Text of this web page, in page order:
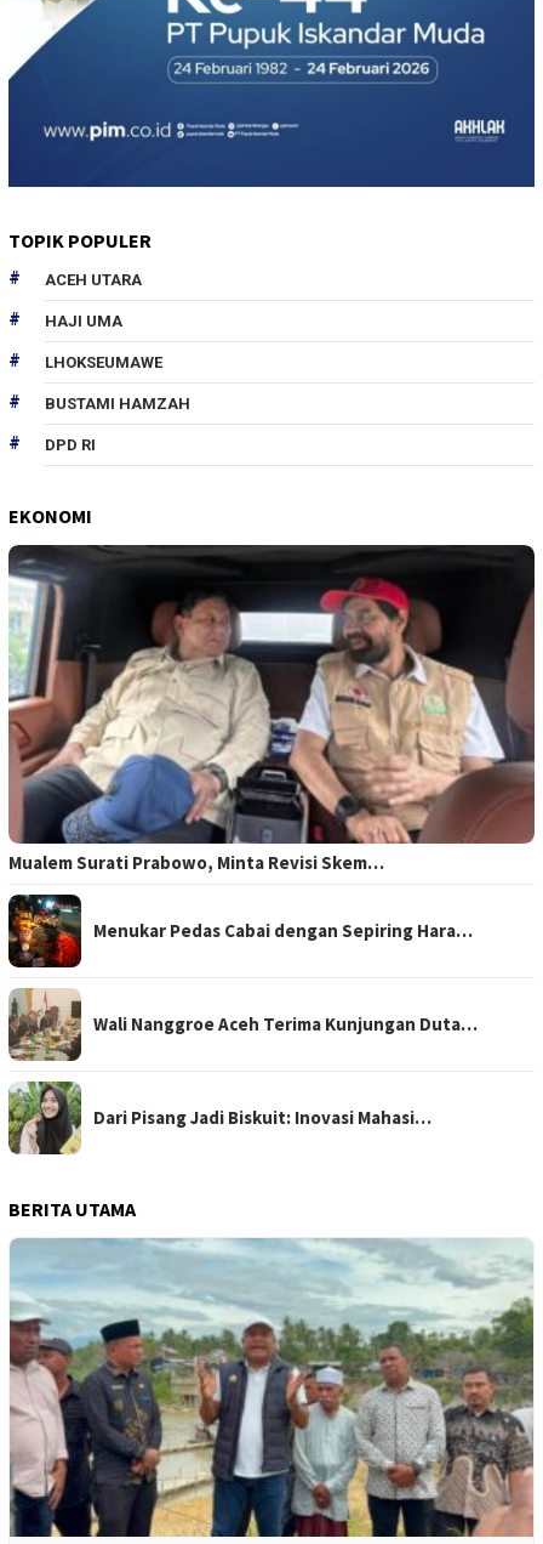
TOPIK POPULER
ACEH UTARA
HAJI UMA
LHOKSEUMAWE
BUSTAMI HAMZAH
DPD RI
EKONOMI
Mualem Surati Prabowo, Minta Revisi Skem…
Menukar Pedas Cabai dengan Sepiring Hara…
Wali Nanggroe Aceh Terima Kunjungan Duta…
Dari Pisang Jadi Biskuit: Inovasi Mahasi…
BERITA UTAMA